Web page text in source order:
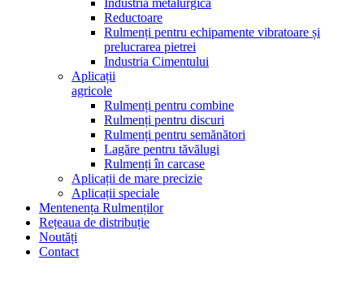
Industria metalurgică
Reductoare
Rulmenți pentru echipamente vibratoare și
prelucrarea pietrei
Industria Cimentului
Aplicații
agricole
Rulmenți pentru combine
Rulmenți pentru discuri
Rulmenți pentru semănători
Lagăre pentru tăvălugi
Rulmenți în carcase
Aplicații de mare precizie
Aplicații speciale
Mentenența Rulmenților
Rețeaua de distribuție
Noutăți
Contact